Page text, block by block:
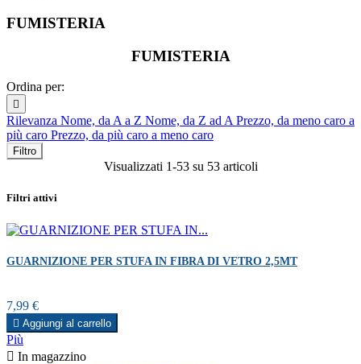
FUMISTERIA
FUMISTERIA
Ordina per:

Rilevanza Nome, da A a Z Nome, da Z ad A Prezzo, da meno caro a
più caro Prezzo, da più caro a meno caro
Filtro
Visualizzati 1-53 su 53 articoli
Filtri attivi
GUARNIZIONE PER STUFA IN FIBRA DI VETRO 2,5MT
Prezzo
7,99 €
 Aggiungi al carrello
Più
 In magazzino